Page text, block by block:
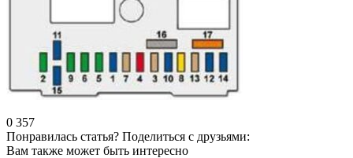
0 357
Понравилась статья? Поделиться с друзьями:
Вам также может быть интересно